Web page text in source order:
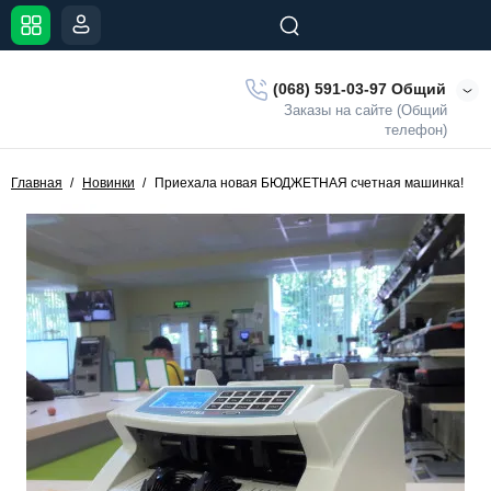
(068) 591-03-97 Общий
Заказы на сайте (Общий
телефон)
Главная Новинки Приехала новая БЮДЖЕТНАЯ счетная машинка!